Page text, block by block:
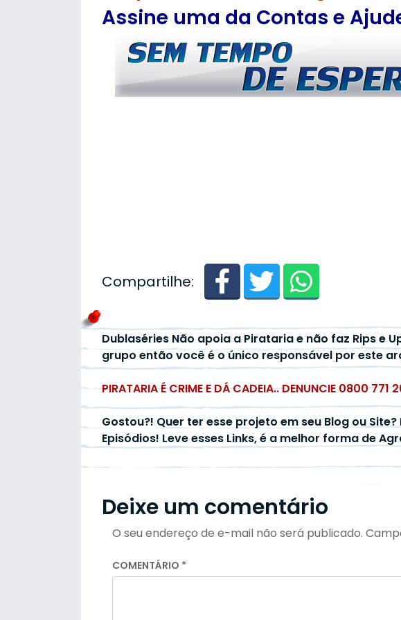
Assine uma da Contas e
Compartilhe:
Dublaséries Não apoia a Pirataria e não faz Rips e
grupo então você é o único responsável por este
PIRATARIA É CRIME E DÁ CADEIA.. DENUNCIE 0800 771
Gostou?! Quer ter esse projeto em seu Blog ou
Episódios! Leve esses Links, é a melhor forma de
Deixe um comentário
O seu endereço de e-mail não será publicado.
COMENTÁRIO *